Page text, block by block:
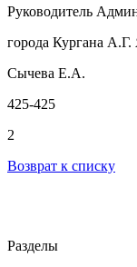
Руководитель
города Кургана
Сычева Е.А.
425-425
2
Возврат к списку
Разделы